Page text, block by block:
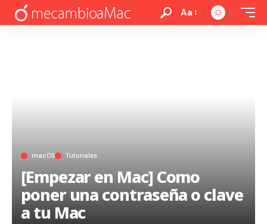
Aa
macOS Tutoriales
[Empezar en Mac] Como
poner una contraseña o clave
a tu Mac